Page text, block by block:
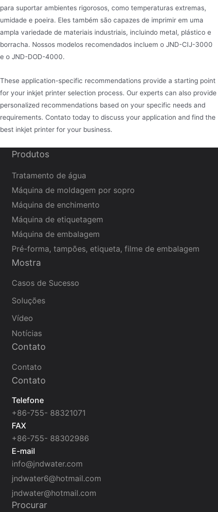
para suportar ambientes rigorosos, como temperaturas extremas,
umidade e poeira. Eles também são capazes de imprimir em uma
ampla variedade de materiais industriais, incluindo metal, plástico e
borracha. Nossos modelos recomendados incluem o JND-CIJ-3000
e o JND-DOD-4000.
These application-specific recommendations provide a starting point
for your inkjet printer selection process. Our experts can also provide
personalized recommendations based on your specific needs and
requirements. Contato today to discuss your application and find the
best inkjet printer for your business.
Produtos
Tratamento de água
Máquina de moldagem por sopro
Máquina de enchimento
Máquina de etiquetagem
Máquina de embalagem
Pré-forma, tampões, etiqueta, filme de embalagem
Mostra
Casos de Sucesso
Soluções
Vídeo
Notícias
Contato
Contato
Contato
Telefone
+86-755- 88321071
FAX
+86-755- 88302986
E-mail
info@jndwater.com
jndwater6@hotmail.com
jndwater@hotmail.com
Procurar